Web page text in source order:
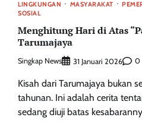
LINGKUNGAN MASYARAKAT
SOSIAL
Menghitung Hari di Atas
Tarumajaya
Singkap News 31 Januari 2026 0
Kisah dari Tarumajaya bukan
tahunan. Ini adalah cerita
sedang diuji batas